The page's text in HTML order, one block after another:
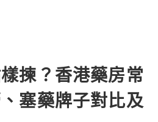
揀？香港藥房常
塞藥牌子對比及